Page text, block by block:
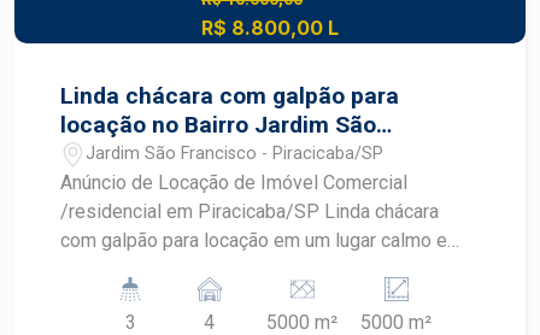
R$ 8.800,00 L
Linda chácara com galpão para
locação no Bairro Jardim São
Francisco
Jardim São Francisco - Piracicaba/SP
Anúncio de Locação de Imóvel Comercial
/residencial em Piracicaba/SP Linda chácara
com galpão para locação em um lugar calmo e
5.000 m² de Área de terreno.
3
4 5000 m² 5000 m²